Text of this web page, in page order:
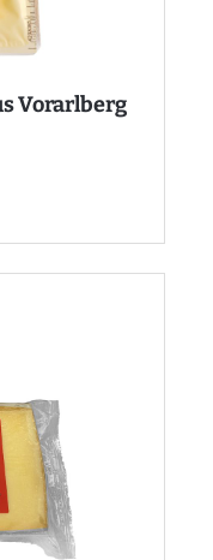
Vorarlberg